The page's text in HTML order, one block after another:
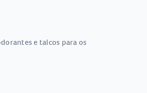
e talcos para os